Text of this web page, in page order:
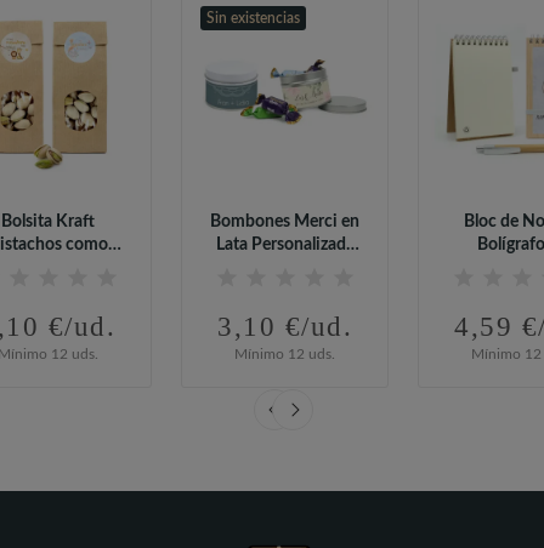
Bolsita Kraft
como
€/ud.
12 uds.
Sin existencias
Bombones Merci en
Lata Personalizada
3,10 €/ud.
Mínimo 12 uds.
Bloc de
4,59
Mínimo 12